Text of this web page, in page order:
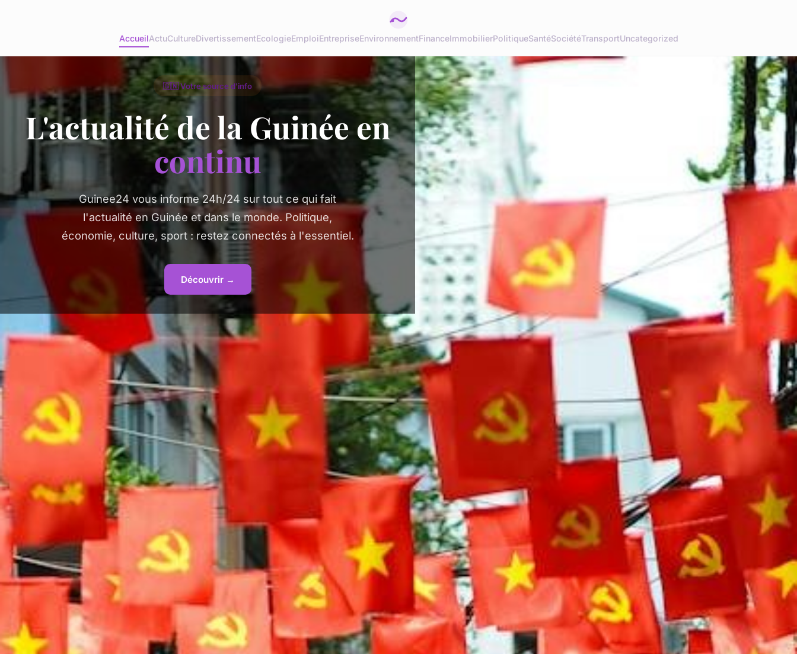
AccueilActuCultureDivertissementEcologieEmploiEntrepriseEnvironnementFinanceImmobilierPolitiqueSantéSociétéTransportUncategorized
🇬🇳 Votre source d'info
L'actualité de la Guinée en
continu
Guinee24 vous informe 24h/24 sur tout ce qui fait
l'actualité en Guinée et dans le monde. Politique,
économie, culture, sport : restez connectés à l'essentiel.
Découvrir →